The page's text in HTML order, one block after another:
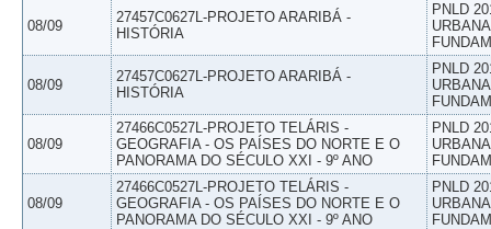
08/09
27457C0627L-PROJETO ARARIBÁ -
HISTÓRIA
PNLD
08/09
27457C0627L-PROJETO ARARIBÁ -
HISTÓRIA
PNLD
08/09
27466C0527L-PROJETO TELÁRIS -
GEOGRAFIA - OS PAÍSES DO NORTE E O
PANORAMA DO SÉCULO XXI - 9º ANO
PNLD
08/09
27466C0527L-PROJETO TELÁRIS -
GEOGRAFIA - OS PAÍSES DO NORTE E O
PANORAMA DO SÉCULO XXI - 9º ANO
PNLD